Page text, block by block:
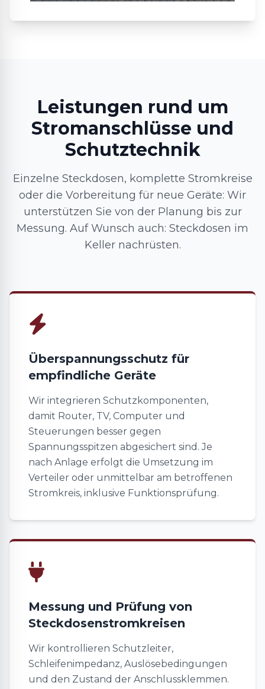
Leistungen rund um
Stromanschlüsse und
Schutztechnik
Einzelne Steckdosen, komplette Stromkreise
oder die Vorbereitung für neue Geräte: Wir
unterstützen Sie von der Planung bis zur
Messung. Auf Wunsch auch: Steckdosen im
Keller nachrüsten.
Überspannungsschutz für
empfindliche Geräte
Wir integrieren Schutzkomponenten,
damit Router, TV, Computer und
Steuerungen besser gegen
Spannungsspitzen abgesichert sind. Je
nach Anlage erfolgt die Umsetzung im
Verteiler oder unmittelbar am betroffenen
Stromkreis, inklusive Funktionsprüfung.
Messung und Prüfung von
Steckdosenstromkreisen
Wir kontrollieren Schutzleiter,
Schleifenimpedanz, Auslösebedingungen
und den Zustand der Anschlussklemmen.